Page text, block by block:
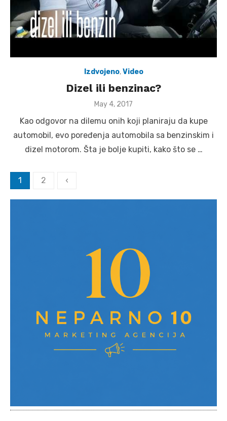
Izdvojeno,Video
Dizel ili benzinac?
Posted
May 4, 2017
Kao odgovor na dilemu onih koji planiraju da kupe
automobil, evo poređenja automobila sa benzinskim i
dizel motorom. Šta je bolje kupiti, kako što se …
Posts
1 2 ‹